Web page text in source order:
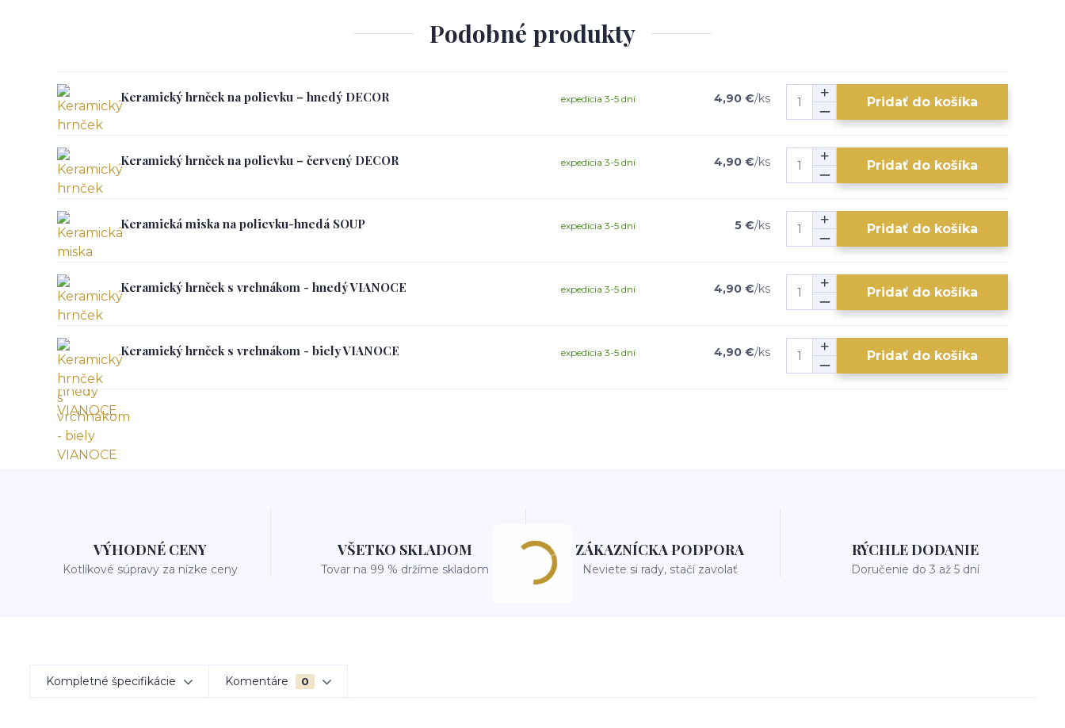
Podobné produkty
Keramický hrnček na polievku – hnedý DECOR 4,90 €/ks
expedícia 3-5 dní Pridať do košíka
Keramický hrnček na polievku – červený DECOR 4,90 €/ks
expedícia 3-5 dní Pridať do košíka
Keramická miska na polievku-hnedá SOUP 5 €/ks
expedícia 3-5 dní Pridať do košíka
Keramický hrnček s vrchnákom - hnedý VIANOCE 4,90 €/ks
expedícia 3-5 dní Pridať do košíka
Keramický hrnček s vrchnákom - biely VIANOCE 4,90 €/ks
expedícia 3-5 dní Pridať do košíka
VÝHODNÉ CENY
Kotlíkové súpravy za nízke ceny
VŠETKO SKLADOM
Tovar na 99 % držíme skladom
ZÁKAZNÍCKA PODPORA
Neviete si rady, stačí zavolať
RÝCHLE DODANIE
Doručenie do 3 až 5 dní
Kompletné špecifikácie Komentáre 0